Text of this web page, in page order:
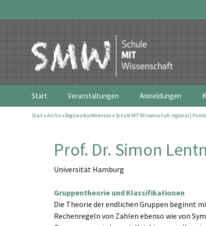
springen
Start Veranstaltungen
Bundeskonferenz 2026 | Karlsruhe
Anmeldungen
Bundeskonferenz |
Start»Archiv» Regionalkonferenzen » Schule MIT Wissenschaft regional |
Prof. Dr. Simon
Universität Hamburg
Gruppentheorie und Klassifikationen
Die Theorie der endlichen Gruppen beginnt
Rechenregeln von Zahlen ebenso wie von